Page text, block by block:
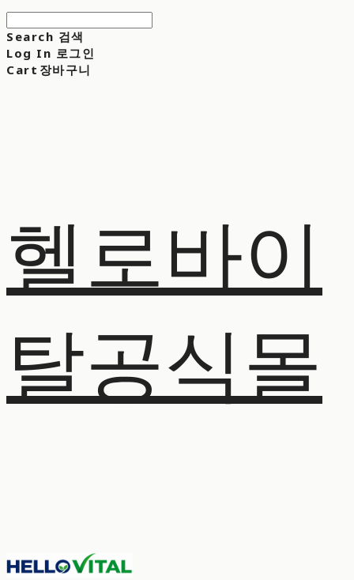
Search 검색
Log In 로그인
Cart 장바구니
헬로바이
탈공식몰